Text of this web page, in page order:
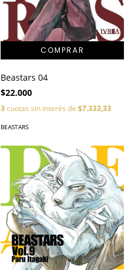
Beastars 04
$22.000
3cuotas sin interés de $7.333,33
BEASTARS